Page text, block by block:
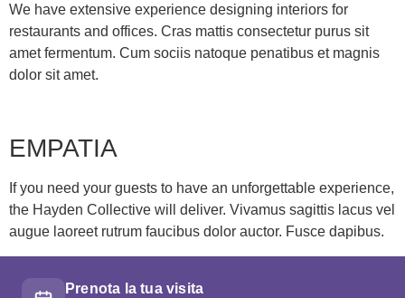
We have extensive experience designing interiors for
restaurants and offices. Cras mattis consectetur purus sit
amet fermentum. Cum sociis natoque penatibus et magnis
dolor sit amet.
EMPATIA
If you need your guests to have an unforgettable experience,
the Hayden Collective will deliver. Vivamus sagittis lacus vel
augue laoreet rutrum faucibus dolor auctor. Fusce dapibus.
Prenota la tua visita